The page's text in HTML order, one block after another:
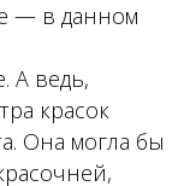
— в данном
А ведь,
красок
Она могла бы